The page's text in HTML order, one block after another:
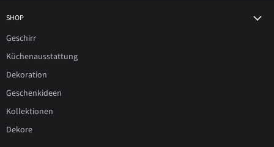
SHOP
Geschirr
Küchenausstattung
Dekoration
Geschenkideen
Kollektionen
Dekore